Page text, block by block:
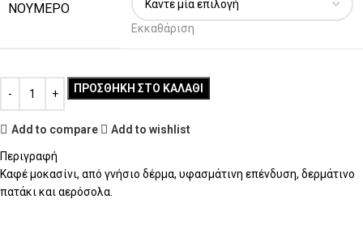
ΝΟΥΜΕΡΟ
Εκκαθάριση
ΠΡΟΣΘΉΚΗ ΣΤΟ ΚΑΛΆΘΙ
Add to compare Add to wishlist
Περιγραφή
Καφέ μοκασίνι, από γνήσιο δέρμα, υφασμάτινη επένδυση, δερμάτινο
πατάκι και αερόσολα.